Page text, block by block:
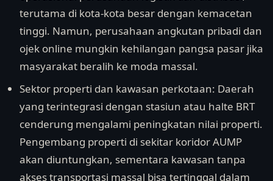
terutama di kota-kota besar dengan kemacetan
tinggi. Namun, perusahaan angkutan pribadi dan
ojek online mungkin kehilangan pangsa pasar jika
masyarakat beralih ke moda massal.
Sektor properti dan kawasan perkotaan: Daerah
yang terintegrasi dengan stasiun atau halte BRT
cenderung mengalami peningkatan nilai properti.
Pengembang properti di sekitar koridor AUMP
akan diuntungkan, sementara kawasan tanpa
akses transportasi massal bisa tertinggal dalam